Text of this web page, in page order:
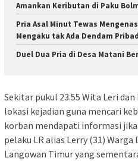
Amankan Keributan di Paku
Pria Asal Minut Tewas
Mengaku tak Ada Dendam
Duel Dua Pria di Desa Matani
Sekitar pukul 23.55 Wita Leri
lokasi kejadian guna mencari
korban mendapati informasi
pelaku LR alias Lerry (31)
Langowan Timur yang